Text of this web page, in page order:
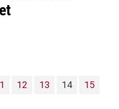
12 13 14
15